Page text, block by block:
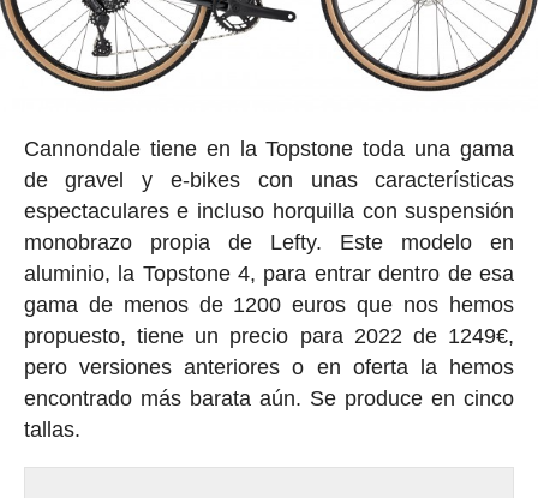
Cannondale tiene en la Topstone toda una gama
de gravel y e-bikes con unas características
espectaculares e incluso horquilla con suspensión
monobrazo propia de Lefty. Este modelo en
aluminio, la Topstone 4, para entrar dentro de esa
gama de menos de 1200 euros que nos hemos
propuesto, tiene un precio para 2022 de 1249€,
pero versiones anteriores o en oferta la hemos
encontrado más barata aún. Se produce en cinco
tallas.